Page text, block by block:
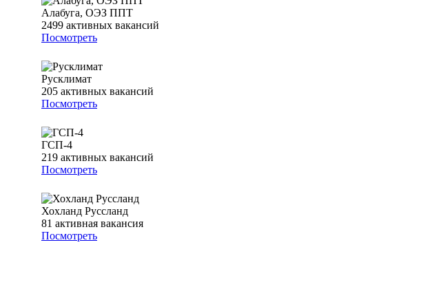
Алабуга, ОЭЗ ППТ
2499 активных вакансий
Посмотреть
Русклимат
205 активных вакансий
Посмотреть
ГСП-4
219 активных вакансий
Посмотреть
Хохланд Руссланд
81 активная вакансия
Посмотреть